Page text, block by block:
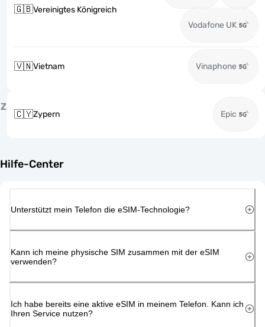
🇬🇧Vereinigtes Königreich
Vodafone UK
🇻🇳Vietnam Vinaphone
Z
🇨🇾Zypern Epic
Hilfe-Center
Unterstützt mein Telefon die eSIM-Technologie?
Kann ich meine physische SIM zusammen mit der eSIM
verwenden?
Ich habe bereits eine aktive eSIM in meinem Telefon. Kann ich
Ihren Service nutzen?